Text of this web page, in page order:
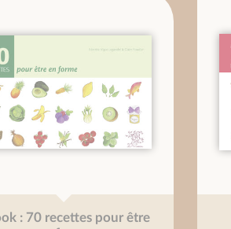
: 70 recettes pour être